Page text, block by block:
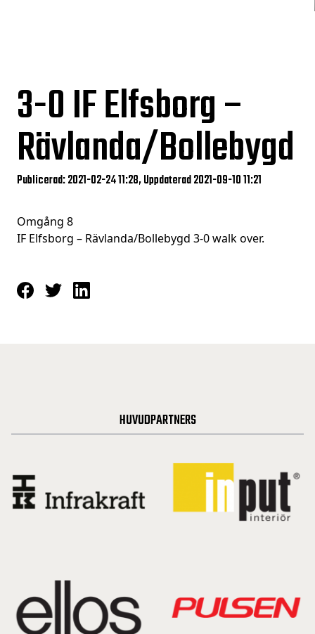
3-0IF Elfsborg –
Rävlanda/Bollebygd
Publicerad: 2021-02-24 11:28, Uppdaterad 2021-09-10 11:21
Omgång 8
IF Elfsborg – Rävlanda/Bollebygd 3-0 walk over.
HUVUDPARTNERS